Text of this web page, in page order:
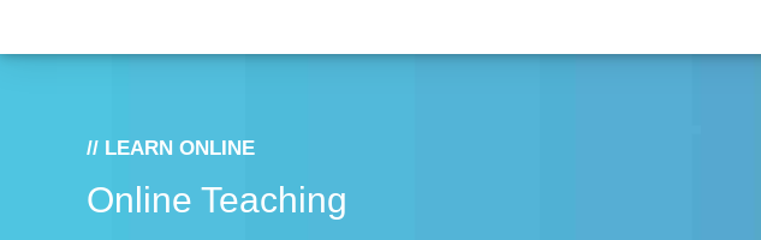
// LEARN ONLINE
Online Teaching